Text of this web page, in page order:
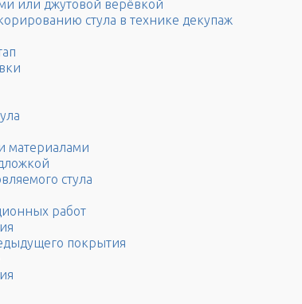
или джутовой верёвкой
стула в технике декупаж
материалами
стула
работ
покрытия